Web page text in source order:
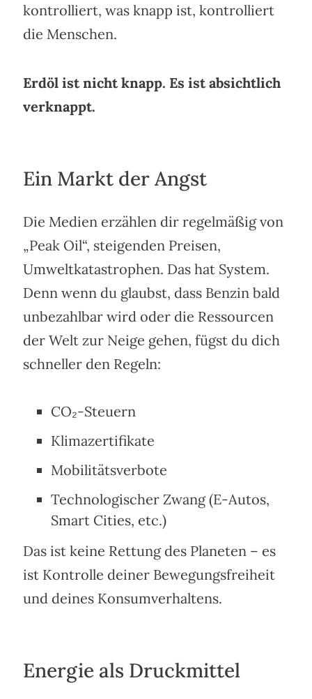
kontrolliert, was knapp ist, kontrolliert
die Menschen.
Erdöl ist nicht knapp. Es ist absichtlich
verknappt.
Ein Markt der Angst
Die Medien erzählen dir regelmäßig von
„Peak Oil“, steigenden Preisen,
Umweltkatastrophen. Das hat System.
Denn wenn du glaubst, dass Benzin bald
unbezahlbar wird oder die Ressourcen
der Welt zur Neige gehen, fügst du dich
schneller den Regeln:
CO₂-Steuern
Klimazertifikate
Mobilitätsverbote
Technologischer Zwang (E-Autos,
Smart Cities, etc.)
Das ist keine Rettung des Planeten – es
ist Kontrolle deiner Bewegungsfreiheit
und deines Konsumverhaltens.
Energie als Druckmittel